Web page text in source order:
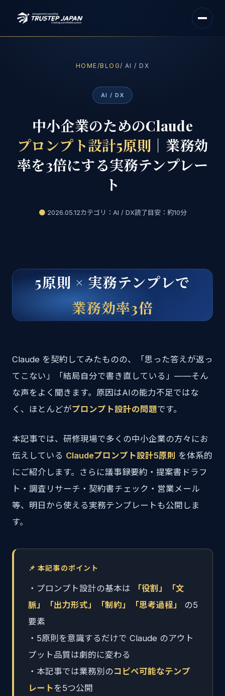
HOME/BLOG/ AI / DX
AI / DX
中小企業のためのClaude
プロンプト設計5原則 ｜業務効
率を3倍にする実務テンプレー
ト
●2026.05.12カテゴリ：AI / DX読了目安：約10分
5原則 × 実務テンプレで
業務効率3倍
Claude を契約してみたものの、「思った答えが返っ
てこない」「結局自分で書き直している」——そん
な声をよく聞きます。原因はAIの能力不足ではな
く、ほとんどがプロンプト設計の問題です。
本記事では、研修現場で多くの中小企業の方々にお
伝えしている Claudeプロンプト設計5原則 を体系的
にご紹介します。さらに議事録要約・提案書ドラフ
ト・調査リサーチ・契約書チェック・営業メール
等、明日から使える実務テンプレートも公開しま
す。
📌 本記事のポイント
・プロンプト設計の基本は
「役割」「文
脈」「出力形式」「制約」「思考過程」
の5
要素
・5原則を意識するだけで Claude のアウト
プット品質は劇的に変わる
・本記事では業務別のコピペ可能なテンプ
レートを5つ公開